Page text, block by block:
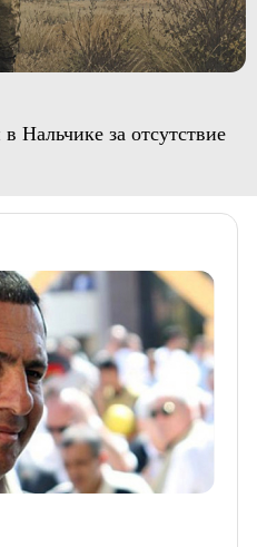
Нальчике за отсутствие